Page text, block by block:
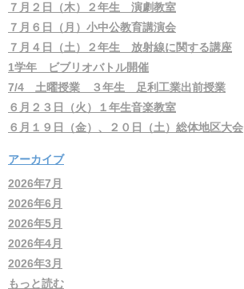
７月２日（木）２年生 演劇教室
７月６日（月）小中公教育講演会
７月４日（土）２年生 放射線に関する講座
1学年 ビブリオバトル開催
7/4 土曜授業 ３年生 足利工業出前授業
６月２３日（火）１年生音楽教室
６月１９日（金）、２０日（土）総体地区大会
アーカイブ
2026年7月
2026年6月
2026年5月
2026年4月
2026年3月
もっと読む